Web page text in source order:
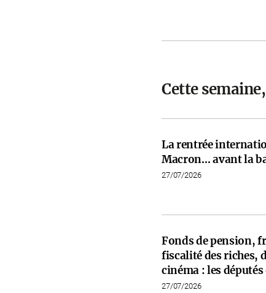
Cette
La rentrée
Macron… avant la
27/07/2026
Fonds de pension,
fiscalité des riches,
cinéma : les députés
27/07/2026